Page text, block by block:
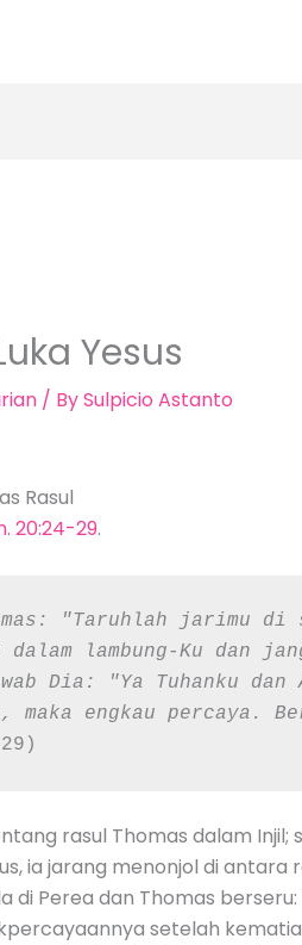
Yesus
/ BySulpicio Astanto
Rasul
20:24-29.
"Taruhlah jarimu
dalam lambung-Ku dan
Dia: "Ya Tuhanku
maka engkau percaya.
rasul Thomas dalam
ia jarang menonjol di
di Perea dan Thomas
setelah